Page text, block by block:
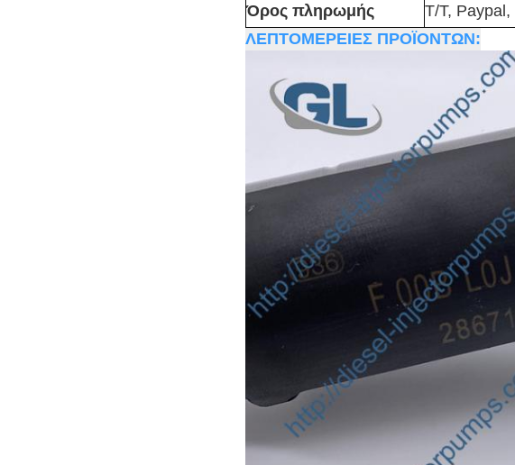
Όρος πληρωμής
T/T, Paypal,
ΛΕΠΤΟΜΕΡΕΙΕΣ ΠΡΟΪΟΝΤΩΝ: